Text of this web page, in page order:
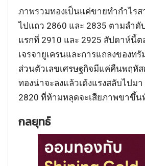
ภาพรวมทองเป็นแค่ขายทำกำไรส
ไปแถว 2860 และ 2835 ตามลำ
แรกที่ 2910 และ 2925 สัปดาห์นี้
เจรจายูเครนและการแถลงของท
ส่วนตัวเลขเศรษฐกิจมีแค่คืนพฤหั
ทองน่าจะลงแล้วเด้งแรงสลับไปม
2820 ที่ห้ามหลุดจะเสียภาพขาขึ้น
กลยุทธ์